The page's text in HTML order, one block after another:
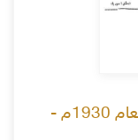
الجريدة الرسمية العاصمة الدمشقية لعام 1930م -